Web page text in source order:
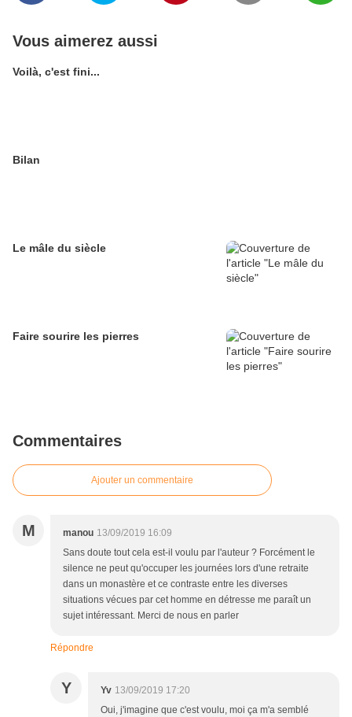
Vous aimerez aussi
Voilà, c'est fini...
Bilan
Le mâle du siècle
Faire sourire les pierres
Commentaires
Ajouter un commentaire
M manou 13/09/2019 16:09
Sans doute tout cela est-il voulu par l'auteur ? Forcément le
silence ne peut qu'occuper les journées lors d'une retraite
dans un monastère et ce contraste entre les diverses
situations vécues par cet homme en détresse me paraît un
sujet intéressant. Merci de nous en parler
Répondre
Y Yv 13/09/2019 17:20
Oui, j'imagine que c'est voulu, moi ça m'a semblé